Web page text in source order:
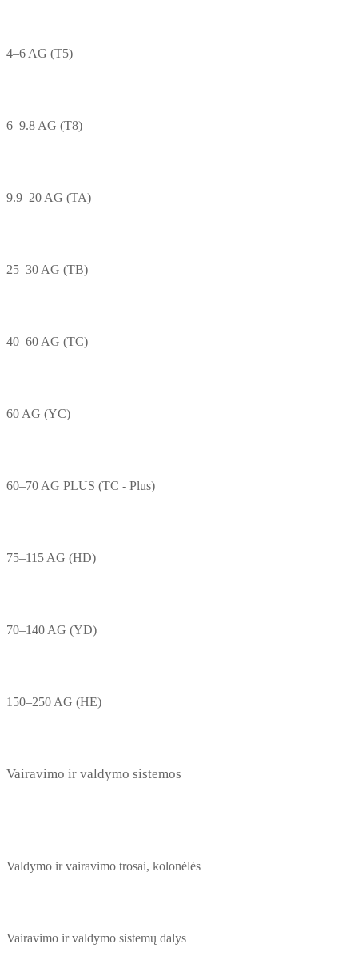
4–6 AG (T5)
6–9.8 AG (T8)
9.9–20 AG (TA)
25–30 AG (TB)
40–60 AG (TC)
60 AG (YC)
60–70 AG PLUS (TC - Plus)
75–115 AG (HD)
70–140 AG (YD)
150–250 AG (HE)
Vairavimo ir valdymo sistemos
Valdymo ir vairavimo trosai, kolonėlės
Vairavimo ir valdymo sistemų dalys